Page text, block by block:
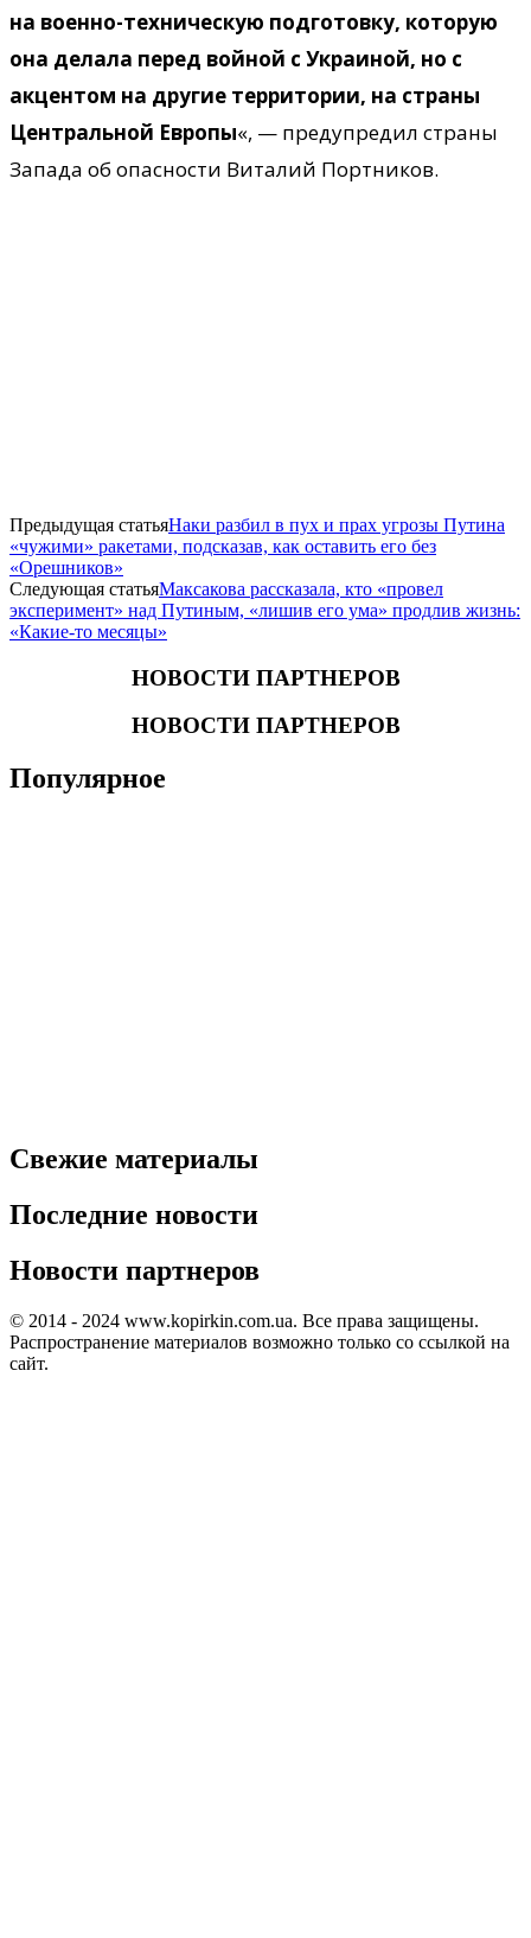
на военно-техническую подготовку, которую
она делала перед войной с Украиной, но с
акцентом на другие территории, на страны
Центральной Европы«, — предупредил страны
Запада об опасности Виталий Портников.
Предыдущая статьяНаки разбил в пух и прах угрозы Путина
«чужими» ракетами, подсказав, как оставить его без
«Орешников»
Следующая статьяМаксакова рассказала, кто «провел
эксперимент» над Путиным, «лишив его ума» продлив жизнь:
«Какие-то месяцы»
НОВОСТИ ПАРТНЕРОВ
НОВОСТИ ПАРТНЕРОВ
Популярное
Свежие материалы
Последние новости
Новости партнеров
© 2014 - 2024 www.kopirkin.com.ua. Все права защищены.
Распространение материалов возможно только со ссылкой на
сайт.